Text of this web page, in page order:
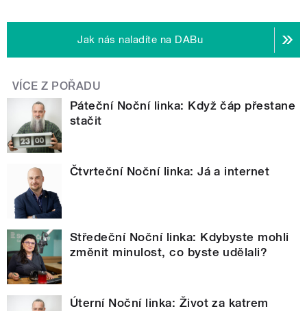
Jak nás naladíte na DABu
VÍCE Z POŘADU
Páteční Noční linka: Když čáp přestane
stačit
Čtvrteční Noční linka: Já a internet
Středeční Noční linka: Kdybyste mohli
změnit minulost, co byste udělali?
Úterní Noční linka: Život za katrem